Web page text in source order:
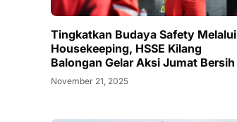
Tingkatkan Budaya Safety Melalui
Housekeeping, HSSE Kilang
Balongan Gelar Aksi Jumat Bersih
November 21, 2025